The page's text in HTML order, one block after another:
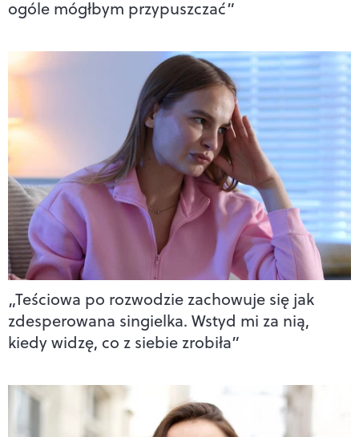
ogóle mógłbym przypuszczać”
„Teściowa po rozwodzie zachowuje się jak
zdesperowana singielka. Wstyd mi za nią,
kiedy widzę, co z siebie zrobiła”